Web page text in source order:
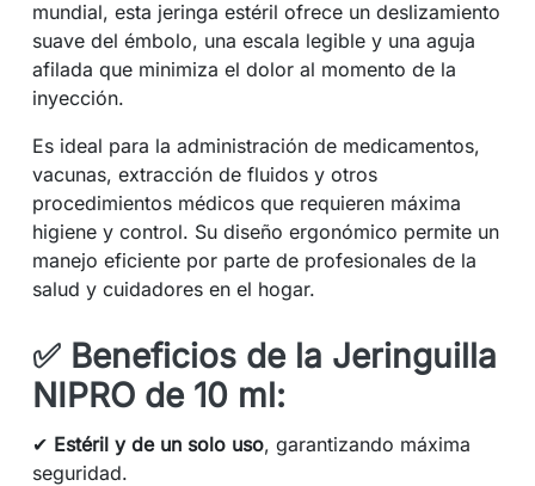
mundial, esta jeringa estéril ofrece un deslizamiento
suave del émbolo, una escala legible y una aguja
afilada que minimiza el dolor al momento de la
inyección.
Es ideal para la administración de medicamentos,
vacunas, extracción de fluidos y otros
procedimientos médicos que requieren máxima
higiene y control. Su diseño ergonómico permite un
manejo eficiente por parte de profesionales de la
salud y cuidadores en el hogar.
✅ Beneficios de la Jeringuilla
NIPRO de 10 ml:
✔ Estéril y de un solo uso, garantizando máxima
seguridad.